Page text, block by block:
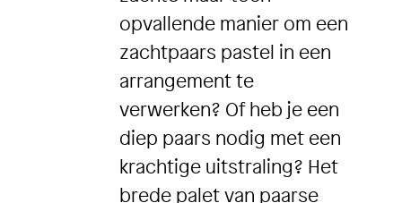
opvallende manier om een ​​
zachtpaars pastel in een
arrangement te
verwerken? Of heb je een
diep paars nodig met een
krachtige uitstraling? Het
brede palet van paarse